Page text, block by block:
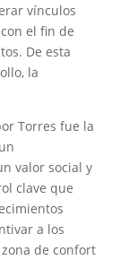
vínculos
el fin de
De esta
la
Torres fue la
valor social y
clave que
a los
de confort